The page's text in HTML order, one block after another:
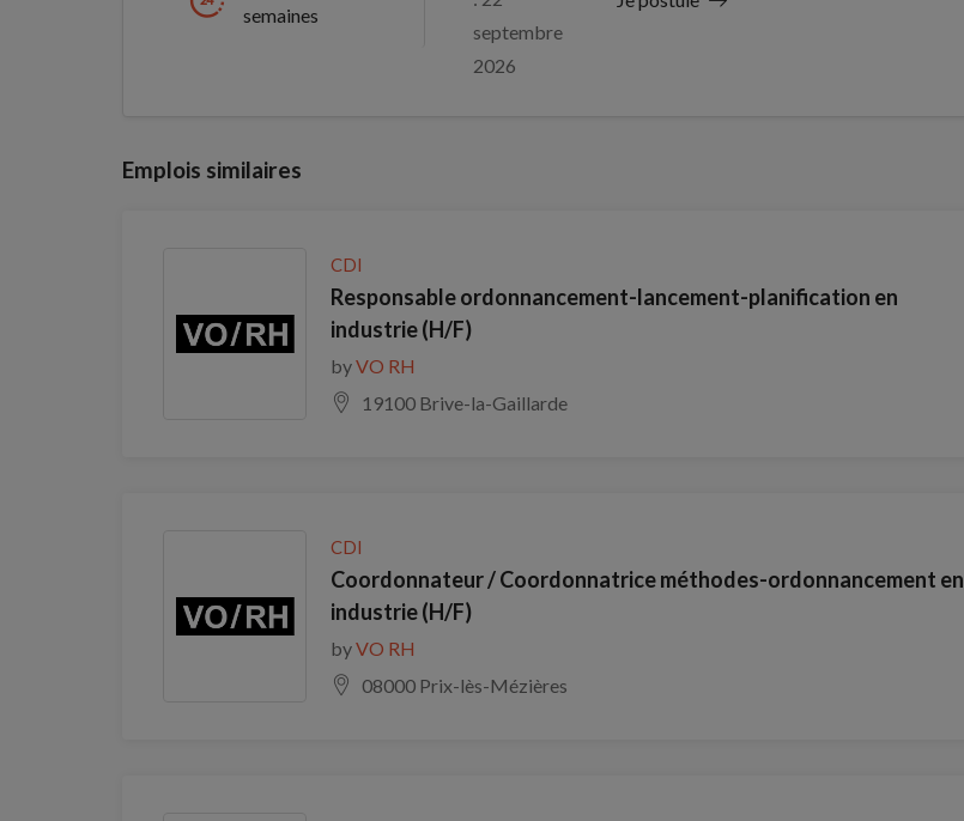
semaines
septembre
2026
Emplois similaires
CDI
Responsable ordonnancement-lancement-planification en
industrie (H/F)
byVO RH
19100 Brive-la-Gaillarde
CDI
Coordonnateur / Coordonnatrice méthodes-ordonnancement en
industrie (H/F)
byVO RH
08000 Prix-lès-Mézières